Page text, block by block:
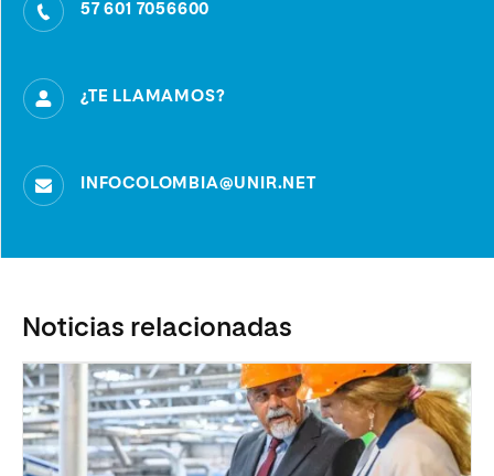
57 601 7056600
¿TE LLAMAMOS?
INFOCOLOMBIA@UNIR.NET
Noticias relacionadas